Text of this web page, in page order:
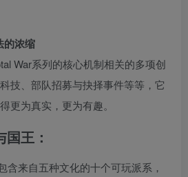
的浓缩
War系列的核心机制相关的多项创
技、部队招募与抉择事件等等，它
更为真实，更为有趣。
王：
含来自五种文化的十个可玩派系，